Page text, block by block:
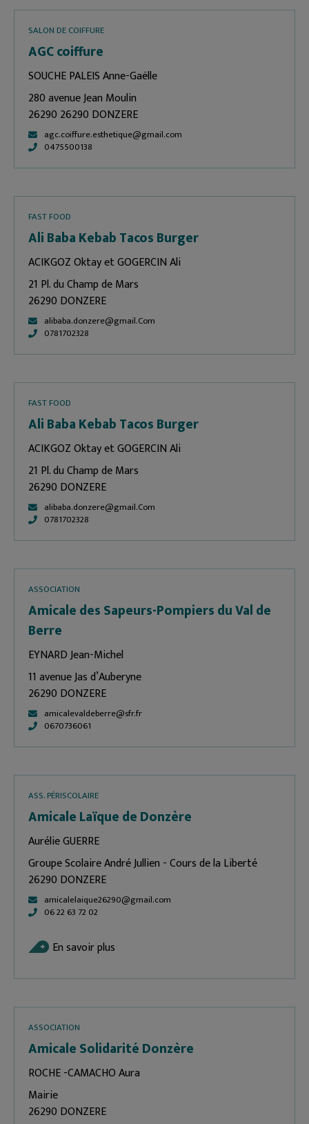
SALON DE COIFFURE
AGC coiffure
SOUCHE PALEIS Anne-Gaëlle
280 avenue Jean Moulin
26290 26290 DONZERE
agc.coiffure.esthetique@gmail.com
0475500138
FAST FOOD
Ali Baba Kebab Tacos Burger
ACIKGOZ Oktay et GOGERCIN Ali
21 Pl. du Champ de Mars
26290 DONZERE
alibaba.donzere@gmail.Com
0781702328
FAST FOOD
Ali Baba Kebab Tacos Burger
ACIKGOZ Oktay et GOGERCIN Ali
21 Pl. du Champ de Mars
26290 DONZERE
alibaba.donzere@gmail.Com
0781702328
ASSOCIATION
Amicale des Sapeurs-Pompiers du Val de
Berre
EYNARD Jean-Michel
11 avenue Jas d’Auberyne
26290 DONZERE
amicalevaldeberre@sfr.fr
0670736061
ASS. PÉRISCOLAIRE
Amicale Laïque de Donzère
Aurélie GUERRE
Groupe Scolaire André Jullien - Cours de la Liberté
26290 DONZERE
amicalelaique26290@gmail.com
06 22 63 72 02
En savoir plus
ASSOCIATION
Amicale Solidarité Donzère
ROCHE -CAMACHO Aura
Mairie
26290 DONZERE